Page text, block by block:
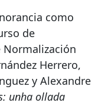
como
de
Normalización
Herrero,
y Alexandre
unha ollada